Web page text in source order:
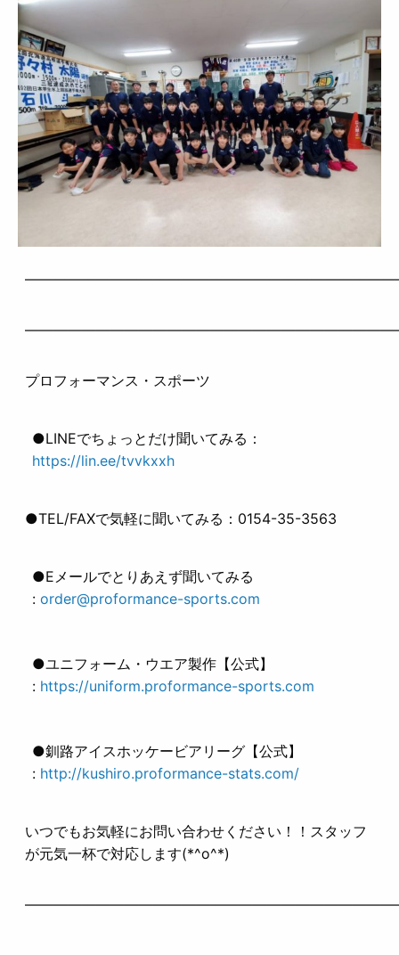
プロフォーマンス・スポーツ
●LINEでちょっとだけ聞いてみる：
https://lin.ee/tvvkxxh
●TEL/FAXで気軽に聞いてみる：0154-35-3563
●Eメールでとりあえず聞いてみる
: order@proformance-sports.com
●ユニフォーム・ウエア製作【公式】
: https://uniform.proformance-sports.com
●釧路アイスホッケービアリーグ【公式】
: http://kushiro.proformance-stats.com/
いつでもお気軽にお問い合わせください！！スタッフ
が元気一杯で対応します(*^o^*)